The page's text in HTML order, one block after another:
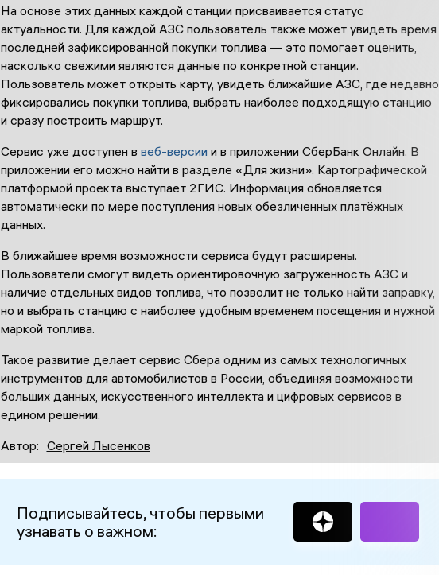
На основе этих данных каждой станции присваивается статус
актуальности. Для каждой АЗС пользователь также может увидеть время
последней зафиксированной покупки топлива — это помогает оценить,
насколько свежими являются данные по конкретной станции.
Пользователь может открыть карту, увидеть ближайшие АЗС, где недавно
фиксировались покупки топлива, выбрать наиболее подходящую станцию
и сразу построить маршрут.
Сервис уже доступен в веб-версии и в приложении СберБанк Онлайн. В
приложении его можно найти в разделе «Для жизни». Картографической
платформой проекта выступает 2ГИС. Информация обновляется
автоматически по мере поступления новых обезличенных платёжных
данных.
В ближайшее время возможности сервиса будут расширены.
Пользователи смогут видеть ориентировочную загруженность АЗС и
наличие отдельных видов топлива, что позволит не только найти заправку,
но и выбрать станцию с наиболее удобным временем посещения и нужной
маркой топлива.
Такое развитие делает сервис Сбера одним из самых технологичных
инструментов для автомобилистов в России, объединяя возможности
больших данных, искусственного интеллекта и цифровых сервисов в
едином решении.
Автор: Сергей Лысенков
Подписывайтесь, чтобы первыми
узнавать о важном: